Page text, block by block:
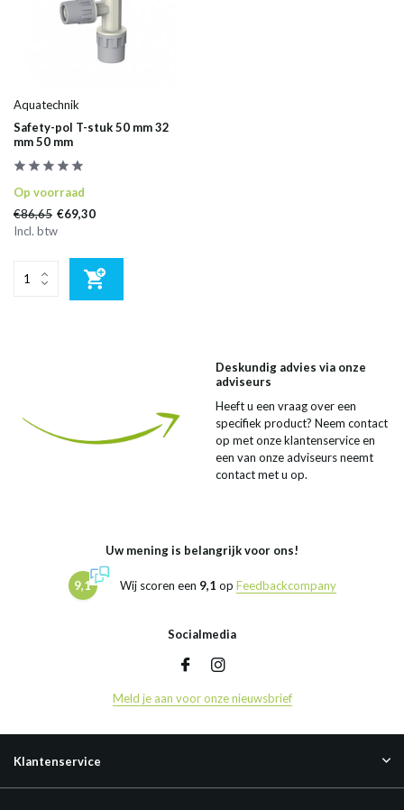
Aquatechnik
Safety-pol T-stuk 50 mm 32
mm 50 mm
Op voorraad
€86,65 €69,30
Incl. btw
Deskundig advies via onze
adviseurs
Heeft u een vraag over een
specifiek product? Neem contact
op met onze klantenservice en
een van onze adviseurs neemt
contact met u op.
Uw mening is belangrijk voor ons!
9,1 Wij scoren een 9,1 op Feedbackcompany
Socialmedia
Meld je aan voor onze nieuwsbrief
Klantenservice